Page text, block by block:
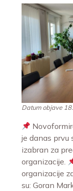
Datum objave
je danas prvu
izabran za
organizacije.
organizacije
su: Goran